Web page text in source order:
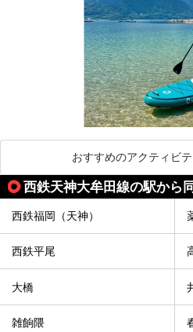
おすすめのアクティビ
西鉄天神大牟田線の駅から
西鉄福岡（天神）
西鉄平尾
大橋
雑餉隈